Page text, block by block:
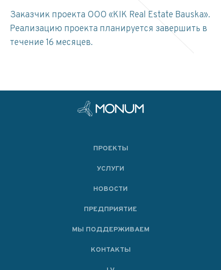
Заказчик проекта ООО «KIK Real Estate Bauska».
Реализацию проекта планируется завершить в
течение 16 месяцев.
ПРОЕКТЫ
УСЛУГИ
НОВОСТИ
ПРЕДПРИЯТИЕ
МЫ ПОДДЕРЖИВАЕМ
KОНТАКТЫ